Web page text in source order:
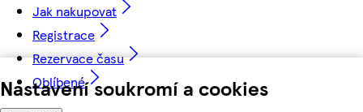
Nastavení soukromí a cookies
Jak nakupovat
Registrace
Rezervace času
Oblíbené